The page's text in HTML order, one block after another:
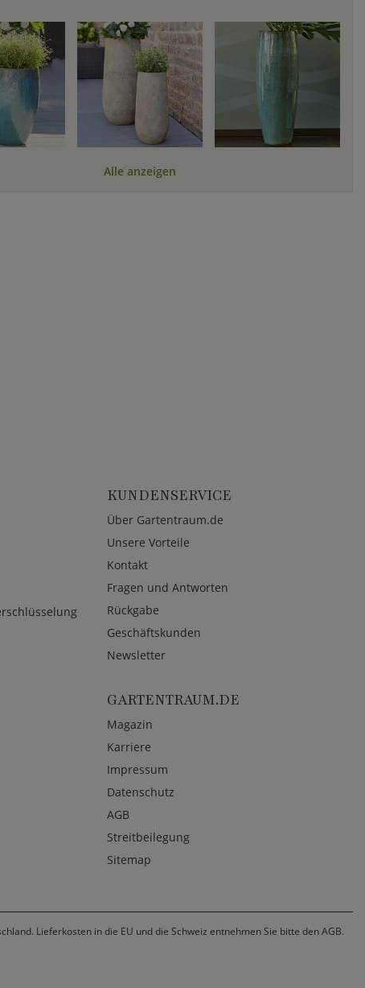
Alle anzeigen
KUNDENSERVICE
Über Gartentraum.de
Unsere Vorteile
Kontakt
Fragen und Antworten
Rückgabe
Geschäftskunden
Newsletter
GARTENTRAUM.DE
Magazin
Karriere
Impressum
Datenschutz
AGB
Streitbeilegung
Sitemap
Lieferkosten in die EU und die Schweiz entnehmen Sie bitte den AGB.